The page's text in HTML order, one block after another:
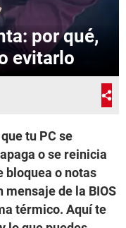
por qué,
evitarlo
tu PC se
o se reinicia
bloquea o notas
de la BIOS
térmico. Aquí te